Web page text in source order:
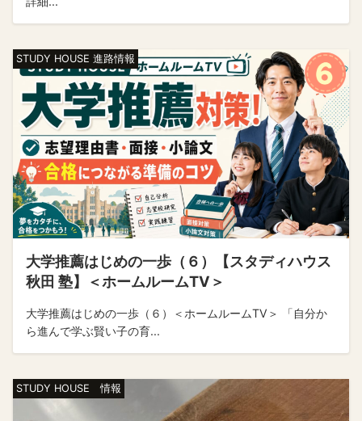
STUDY HOUSE 進路情報
大学推薦はじめの一歩（６）【スタディハウス
秋田 塾】＜ホームルームTV＞
大学推薦はじめの一歩（６）＜ホームルームTV＞ 「自分か
ら進んで学ぶ賢い子の育...
STUDY HOUSE 情報